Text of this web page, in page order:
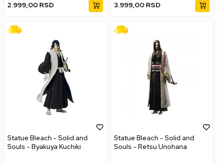
2.999,00 RSD 3.999,00 RSD
Statue Bleach - Solid and
Souls - Byakuya Kuchiki
Statue Bleach - Solid and
Souls - Retsu Unohana